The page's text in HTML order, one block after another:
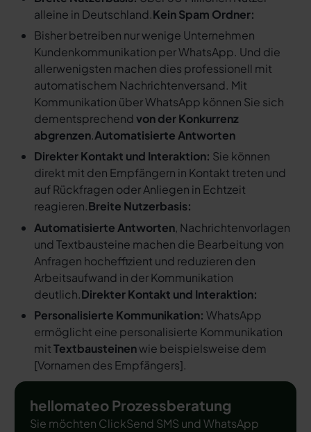
alleine in Deutschland.Kein Spam Ordner:
Bisher betreiben nur wenige Unternehmen
Kundenkommunikation per WhatsApp. Und die
allerwenigsten machen dies professionell mit
automatischem Nachrichtenversand. Mit
Kommunikation über WhatsApp können Sie sich
dementsprechendvon der Konkurrenz
abgrenzen.Automatisierte Antworten
Direkter Kontakt und Interaktion: Sie können
direkt mit den Empfängern in Kontakt treten und
auf Rückfragen oder Anliegen in Echtzeit
reagieren.Breite Nutzerbasis:
Automatisierte Antworten, Nachrichtenvorlagen
und Textbausteine machen die Bearbeitung von
Anfragen hocheffizient und reduzieren den
Arbeitsaufwand in der Kommunikation
deutlich.Direkter Kontakt und Interaktion:
Personalisierte Kommunikation: WhatsApp
ermöglicht eine personalisierte Kommunikation
mitTextbausteinenwie beispielsweise dem
[Vornamen des Empfängers].
hellomateo Prozessberatung
Sie möchten ClickSend SMS und WhatsApp